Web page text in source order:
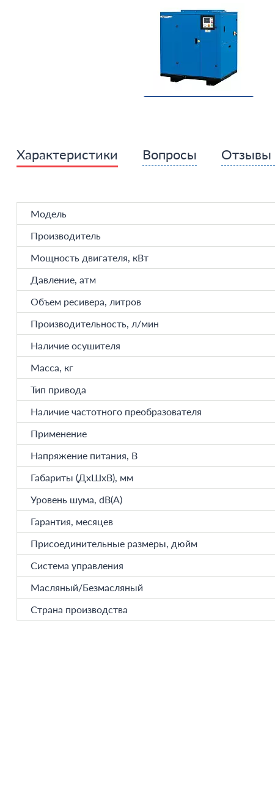
Характеристики Вопросы Отзывы
Модель
Производитель
Мощность двигателя, кВт
Давление, атм
Объем ресивера, литров
Производительность, л/мин
Наличие осушителя
Масса, кг
Тип привода
Наличие частотного преобразователя
Применение
Напряжение питания, В
Габариты (ДхШхВ), мм
Уровень шума, dB(A)
Гарантия, месяцев
Присоединительные размеры, дюйм
Система управления
Масляный/Безмасляный
Страна производства